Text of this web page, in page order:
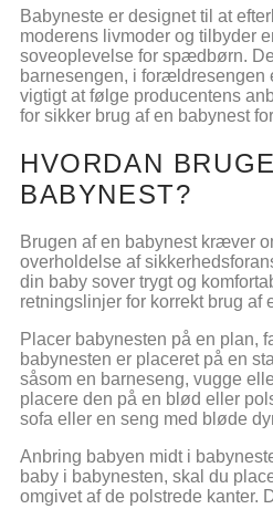
Babyneste er designet til at
moderens livmoder og tilbyder
soveoplevelse for spædbørn.
barnesengen, i forældresengen
vigtigt at følge producentens
for sikker brug af en babynest
HVORDAN
BABYNEST?
Brugen af en babynest kræver
overholdelse af
din baby sover trygt og
retningslinjer for korrekt brug af
Placer babynesten på en plan,
babynesten er placeret på en
såsom en barneseng, vugge
placere den på en blød eller
sofa eller en seng med bløde
Anbring babyen midt i
baby i babynesten, skal du
omgivet af de polstrede kanter.